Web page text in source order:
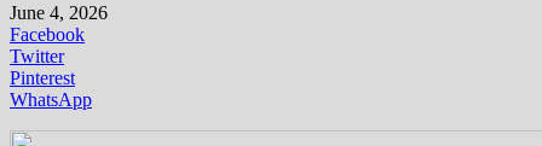
June 4, 2026
Facebook
Twitter
Pinterest
WhatsApp